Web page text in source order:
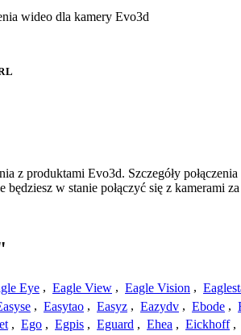
wideo dla kamery Evo3d
z produktami Evo3d. Szczegóły
w stanie połączyć się z kamerami
Eye , Eagle View , Eagle Vision ,
, Easytao , Easyz , Eazydv , Ebode ,
, Ego , Egpis , Eguard , Ehea , Eickhoff ,